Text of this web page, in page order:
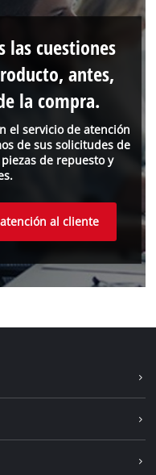
el servicio de atención
de sus solicitudes de
de repuesto y
las cuestiones
antes,
la compra.
al cliente